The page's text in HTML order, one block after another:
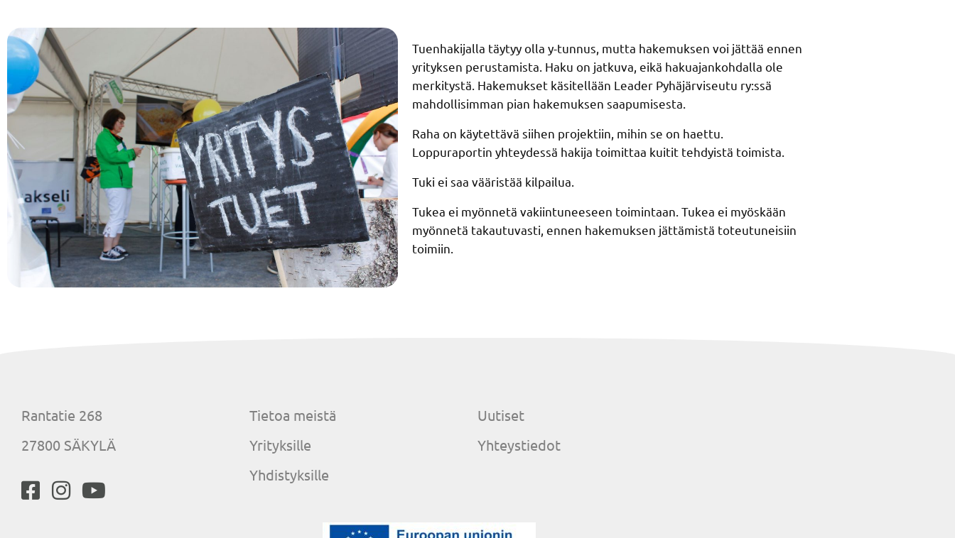
Tuenhakijalla täytyy olla y-tunnus, mutta hakemuksen voi jättää ennen
yrityksen perustamista. Haku on jatkuva, eikä hakuajankohdalla ole
merkitystä. Hakemukset käsitellään Leader Pyhäjärviseutu ry:ssä
mahdollisimman pian hakemuksen saapumisesta.
Raha on käytettävä siihen projektiin, mihin se on haettu.
Loppuraportin yhteydessä hakija toimittaa kuitit tehdyistä toimista.
Tuki ei saa vääristää kilpailua.
Tukea ei myönnetä vakiintuneeseen toimintaan. Tukea ei myöskään
myönnetä takautuvasti, ennen hakemuksen jättämistä toteutuneisiin
toimiin.
Rantatie 268
27800 SÄKYLÄ
Tietoa meistä
Yrityksille
Yhdistyksille
Uutiset
Yhteystiedot